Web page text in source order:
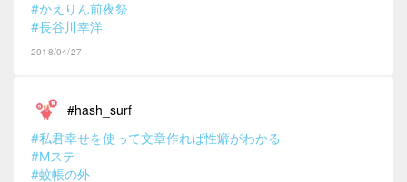
#かえりん前夜祭
#長谷川幸洋
2018/04/27
#hash_surf
#私君幸せを使って文章作れば性癖がわかる
#Mステ
#蚊帳の外